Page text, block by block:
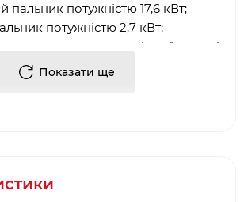
пальник потужністю 17,6 кВт;
потужністю 2,7 кВт;
з нержавіючої сталі
4,4 кВт;
ел. двигуном в комплекті;
рівномірний розподіл
Показати ще